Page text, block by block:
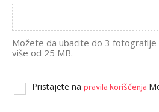
Možete da ubacite do 3 fotografije
više od 25 MB.
Pristajete na pravila korišćenja